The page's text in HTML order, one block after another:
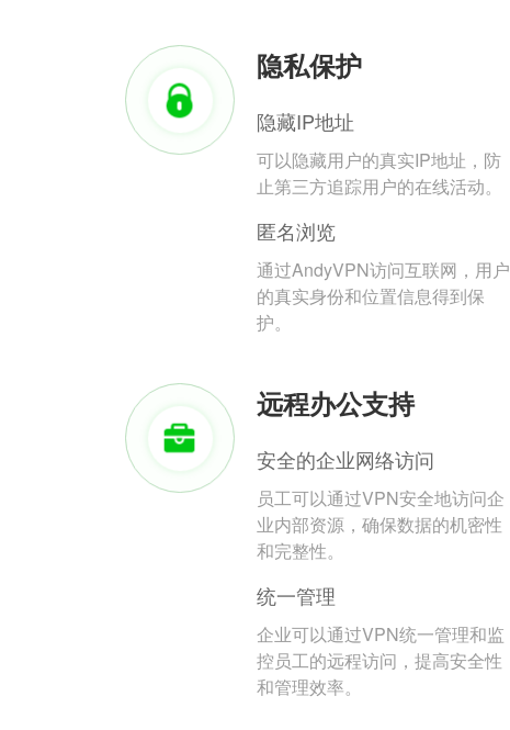
隐私保护
隐藏IP地址
可以隐藏用户的真实IP地址，防
止第三方追踪用户的在线活动。
匿名浏览
通过AndyVPN访问互联网，用户
的真实身份和位置信息得到保
护。
远程办公支持
安全的企业网络访问
员工可以通过VPN安全地访问企
业内部资源，确保数据的机密性
和完整性。
统一管理
企业可以通过VPN统一管理和监
控员工的远程访问，提高安全性
和管理效率。